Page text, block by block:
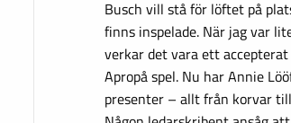
Busch vill stå för löftet på
finns inspelade. När jag var
verkar det vara ett
Apropå spel. Nu har Annie
presenter – allt från korvar